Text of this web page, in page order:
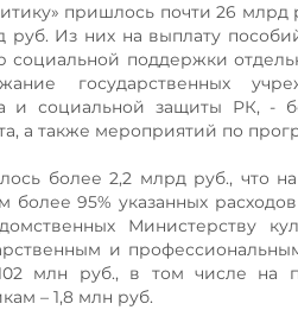
пришлось почти 26 млрд
руб. Из них на выплату
социальной поддержки
государственных
и социальной защиты РК, -
а также мероприятий по
более 2,2 млрд руб., что
более 95% указанных
Министерству
и
млн руб., в том числе на
– 1,8 млн руб.